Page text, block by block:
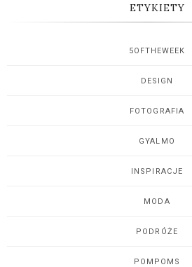
ETYKIETY
5OFTHEWEEK
DESIGN
FOTOGRAFIA
GYALMO
INSPIRACJE
MODA
PODRÓŻE
POMPOMS